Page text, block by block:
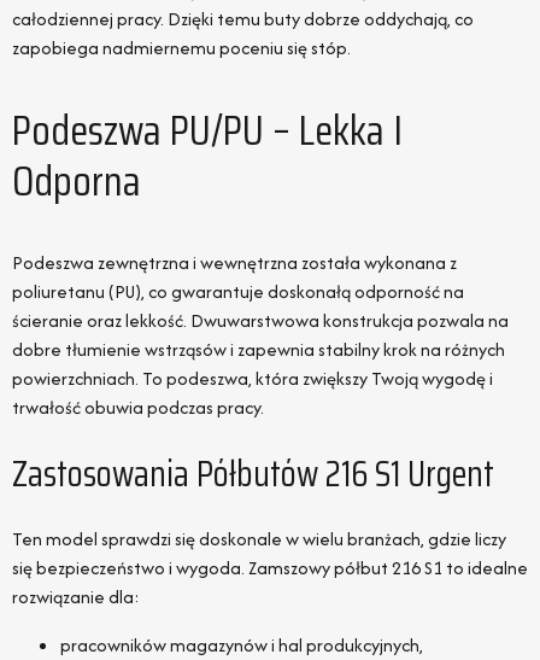
całodziennej pracy. Dzięki temu buty dobrze oddychają, co
zapobiega nadmiernemu poceniu się stóp.
Podeszwa PU/PU – Lekka I
Odporna
Podeszwa zewnętrzna i wewnętrzna została wykonana z
poliuretanu (PU), co gwarantuje doskonałą odporność na
ścieranie oraz lekkość. Dwuwarstwowa konstrukcja pozwala na
dobre tłumienie wstrząsów i zapewnia stabilny krok na różnych
powierzchniach. To podeszwa, która zwiększy Twoją wygodę i
trwałość obuwia podczas pracy.
Zastosowania Półbutów 216 S1 Urgent
Ten model sprawdzi się doskonale w wielu branżach, gdzie liczy
się bezpieczeństwo i wygoda. Zamszowy półbut 216 S1 to idealne
rozwiązanie dla:
pracowników magazynów i hal produkcyjnych,